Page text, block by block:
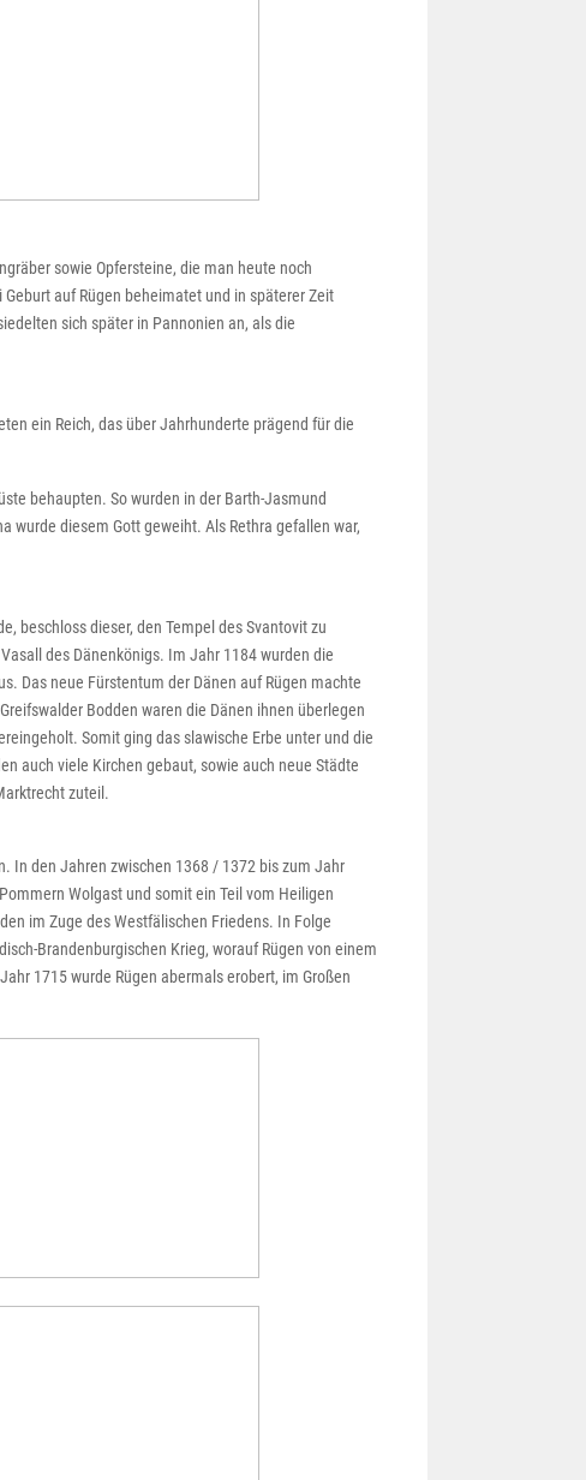
sowie Opfersteine, die man heute noch
auf Rügen beheimatet und in späterer Zeit
sich später in Pannonien an, als die
ein Reich, das über Jahrhunderte prägend für die
behaupten. So wurden in der Barth-Jasmund
wurde diesem Gott geweiht. Als Rethra gefallen war,
beschloss dieser, den Tempel des Svantovit zu
des Dänenkönigs. Im Jahr 1184 wurden die
Das neue Fürstentum der Dänen auf Rügen machte
Bodden waren die Dänen ihnen überlegen
Somit ging das slawische Erbe unter und die
auch viele Kirchen gebaut, sowie auch neue Städte
zuteil.
In den Jahren zwischen 1368 / 1372 bis zum Jahr
Wolgast und somit ein Teil vom Heiligen
im Zuge des Westfälischen Friedens. In Folge
Brandenburgischen Krieg, worauf Rügen von einem
1715 wurde Rügen abermals erobert, im Großen